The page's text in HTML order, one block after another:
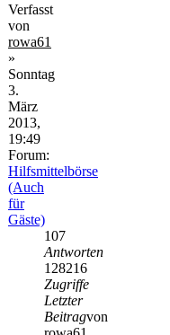
Verfasst
von
rowa61
»
Sonntag
3.
März
2013,
19:49
Forum:
Hilfsmittelbörse
(Auch
für
Gäste)
107
Antworten
128216
Zugriffe
Letzter
Beitragvon